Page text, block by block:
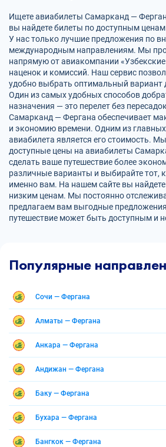
Ищете авиабилеты Самарканд —
вы найдете билеты по доступным
У нас только лучшие предложения по
международным направлениям. Мы
напрямую от авиакомпании
наценок и комиссий. Наш сервис
удобно выбрать оптимальный вариант
Один из самых удобных способов
назначения — это перелет без
Самарканд — Фергана обеспечивает
и экономию времени. Одним из
авиабилета является его стоимость.
доступные цены на авиабилеты
сделать ваше путешествие более
различные варианты и выбирайте тот,
именно вам. На нашем сайте вы
низким ценам. Мы постоянно
предлагаем вам выгодные
путешествие может быть доступным и
Популярные
Сочи — Фергана
Алматы — Фергана
Анкара — Фергана
Андижан — Фергана
Баку — Фергана
Бухара — Фергана
Бангкок — Фергана